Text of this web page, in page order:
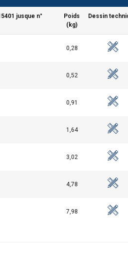
jusque n°
Poids
(kg)
Dessin
0,28
0,52
0,91
1,64
3,02
4,78
7,98
ENGLISH
que vous leur avez fournies